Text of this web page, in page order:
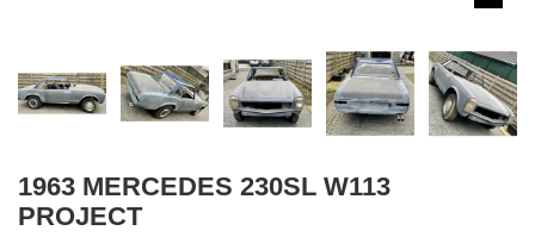
1963 MERCEDES 230SL W113
PROJECT